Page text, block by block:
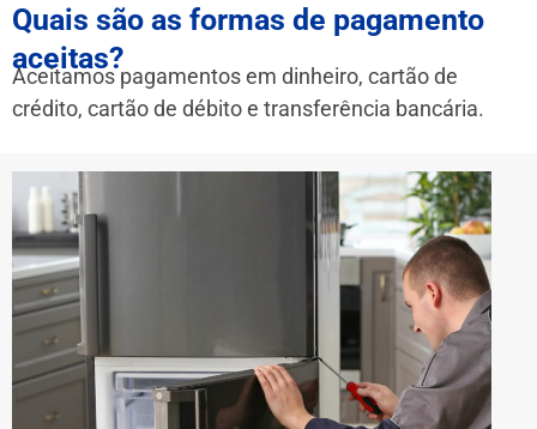
Quais são as formas de pagamento
aceitas?
Aceitamos pagamentos em dinheiro, cartão de
crédito, cartão de débito e transferência bancária.